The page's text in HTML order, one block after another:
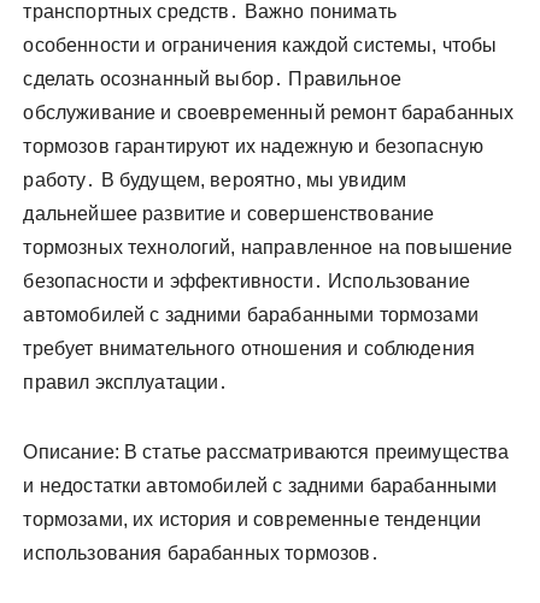
транспортных средств․ Важно понимать
особенности и ограничения каждой системы, чтобы
сделать осознанный выбор․ Правильное
обслуживание и своевременный ремонт барабанных
тормозов гарантируют их надежную и безопасную
работу․ В будущем, вероятно, мы увидим
дальнейшее развитие и совершенствование
тормозных технологий, направленное на повышение
безопасности и эффективности․ Использование
автомобилей с задними барабанными тормозами
требует внимательного отношения и соблюдения
правил эксплуатации․
Описание: В статье рассматриваются преимущества
и недостатки автомобилей с задними барабанными
тормозами, их история и современные тенденции
использования барабанных тормозов․